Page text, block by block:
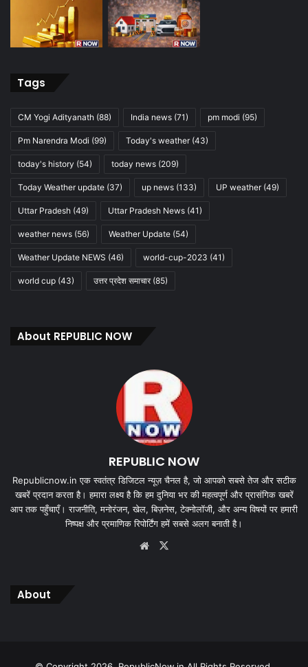
Tags
CM Yogi Adityanath (88) India news (71) pm modi (95)
Pm Narendra Modi (99) Today's weather(43)
today's history (54) today news (209)
Today Weather update (37) up news (133) UP weather(49)
Uttar Pradesh (49) Uttar Pradesh News (41)
weather news (56) Weather Update (54)
Weather Update NEWS (46) world-cup-2023 (41)
world cup (43) उत्तर प्रदेश समाचार(85)
About REPUBLIC NOW
REPUBLIC NOW
Republicnow.in एक स्वतंत्र डिजिटल न्यूज़ चैनल है, जो आपको सबसे तेज और सटीक
खबरें प्रदान करता है। हमारा लक्ष्य है कि हम दुनिया भर की महत्वपूर्ण और प्रासंगिक खबरें
आप तक पहुँचाएँ। राजनीति, मनोरंजन, खेल, बिज़नेस, टेक्नोलॉजी, और अन्य विषयों पर हमारी
निष्पक्ष और प्रमाणिक रिपोर्टिंग हमें सबसे अलग बनाती है।
Website
About